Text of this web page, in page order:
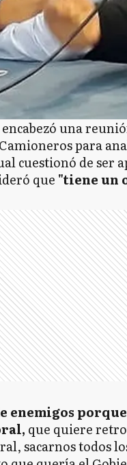
una
para
cuestionó de ser
que "tiene un
enemigos
que quiere
sacarnos todos